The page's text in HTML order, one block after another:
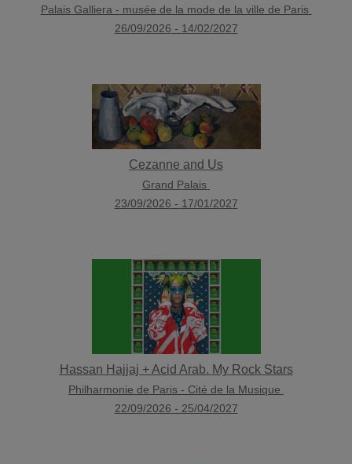
Palais Galliera - musée de la mode de la ville de Paris
26/09/2026 - 14/02/2027
Cezanne and Us
Grand Palais
23/09/2026 - 17/01/2027
Hassan Hajjaj + Acid Arab. My Rock Stars
Philharmonie de Paris - Cité de la Musique
22/09/2026 - 25/04/2027